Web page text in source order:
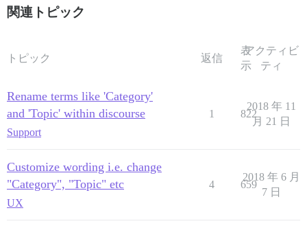
関連トピック
トピック 返信
表
示
アクティビ
ティ
Rename terms like 'Category'
and 'Topic' within discourse
Support
1 822
2018 年 11
月 21 日
Customize wording i.e. change
"Category", "Topic" etc
UX
4 659
2018 年 6 月
7 日